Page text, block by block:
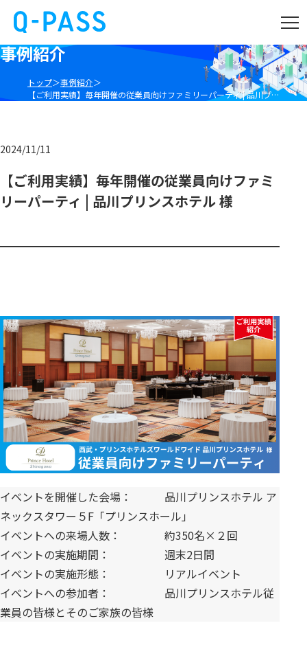
事例紹介
トップ
事例紹介
【ご利用実績】毎年開催の従業員向けファミリーパーティ | 品川プリンスホテル 様
2024/11/11
【ご利用実績】毎年開催の従業員向けファミ
リーパーティ | 品川プリンスホテル 様
イベントを開催した会場： 品川プリンスホテル ア
ネックスタワー５F「プリンスホール」
イベントへの来場人数： 約350名×２回
イベントの実施期間： 週末2日間
イベントの実施形態： リアルイベント
イベントへの参加者： 品川プリンスホテル従
業員の皆様とそのご家族の皆様